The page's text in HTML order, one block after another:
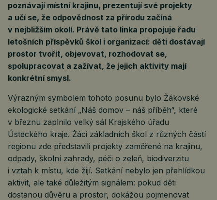
poznávají místní krajinu, prezentují své projekty
a učí se, že odpovědnost za přírodu začíná
v nejbližším okolí. Právě tato linka propojuje řadu
letošních příspěvků škol i organizací: děti dostávají
prostor tvořit, objevovat, rozhodovat se,
spolupracovat a zažívat, že jejich aktivity mají
konkrétní smysl.
Výrazným symbolem tohoto posunu bylo Žákovské
ekologické setkání „Náš domov – náš příběh“, které
v březnu zaplnilo velký sál Krajského úřadu
Ústeckého kraje. Žáci základních škol z různých částí
regionu zde představili projekty zaměřené na krajinu,
odpady, školní zahrady, péči o zeleň, biodiverzitu
i vztah k místu, kde žijí. Setkání nebylo jen přehlídkou
aktivit, ale také důležitým signálem: pokud děti
dostanou důvěru a prostor, dokážou pojmenovat